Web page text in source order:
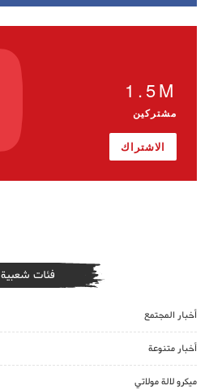
1.5M
مشتركين
الاشتراك
فئات شعبية
أخبار المجتمع
أخبار متنوعة
ميكرو لالة مولاتي